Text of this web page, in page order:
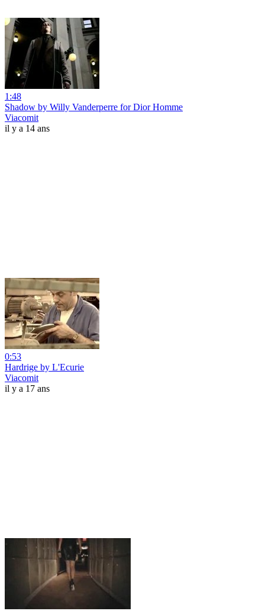
1:48
Shadow by Willy Vanderperre for Dior Homme
Viacomit
il y a 14 ans
0:53
Hardrige by L'Ecurie
Viacomit
il y a 17 ans